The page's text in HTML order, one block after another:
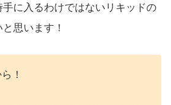
に入るわけではないリキッドの
思います！
！